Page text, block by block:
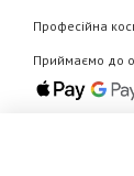
Професійна
Приймаємо до